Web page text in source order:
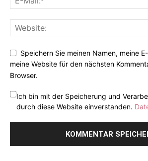
Speichern Sie meinen Namen, meine
meine Website für den nächsten
Browser.
Ich bin mit der Speicherung und
durch diese Website einverstanden.